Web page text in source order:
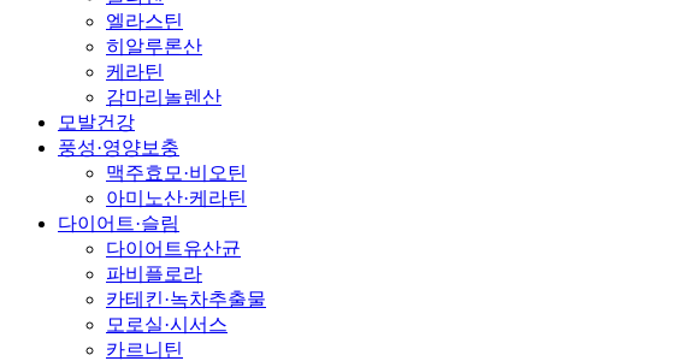
엘라스틴
히알루론산
케라틴
감마리놀렌산
모발건강
풍성·영양보충
맥주효모·비오틴
아미노산·케라틴
다이어트·슬림
다이어트유산균
파비플로라
카테킨·녹차추출물
모로실·시서스
카르니틴